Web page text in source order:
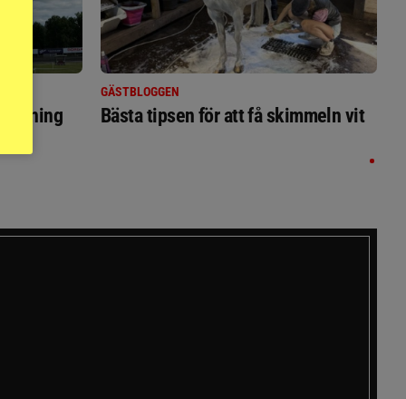
GÄSTBLOGGEN
Bästa tipsen för att få skimmeln vit